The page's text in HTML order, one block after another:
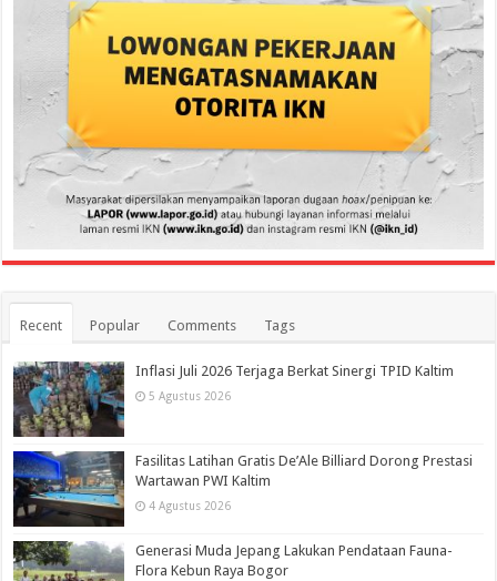
Recent Popular Comments Tags
Inflasi Juli 2026 Terjaga Berkat Sinergi TPID Kaltim
5 Agustus 2026
Fasilitas Latihan Gratis De’Ale Billiard Dorong Prestasi
Wartawan PWI Kaltim
4 Agustus 2026
Generasi Muda Jepang Lakukan Pendataan Fauna-
Flora Kebun Raya Bogor